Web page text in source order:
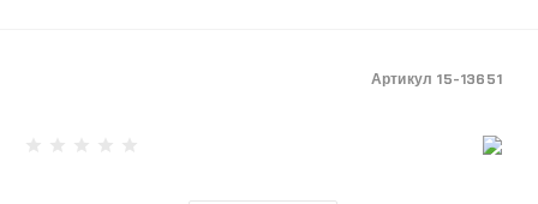
Артикул 15-13651